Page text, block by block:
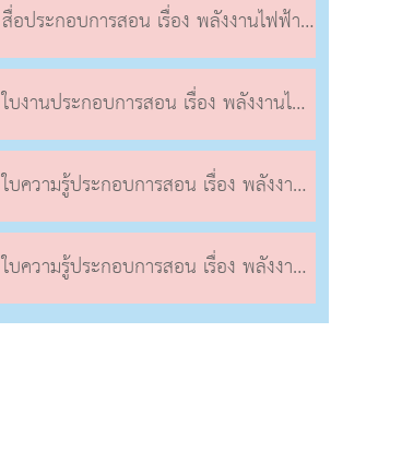
สื่อประกอบการสอน เรื่อง พลังงานไฟฟ้าที่เครื่องใช้ไฟฟ้าใช้
ใบงานประกอบการสอน เรื่อง พลังงานไฟฟ้าที่เครื่องใช้ไฟฟ้าใช้
ใบความรู้ประกอบการสอน เรื่อง พลังงานไฟฟ้าที่เครื่องใช้ไฟฟ้าใช้
ใบความรู้ประกอบการสอน เรื่อง พลังงานไฟฟ้าที่เครื่องใช้ไฟฟ้าใช้